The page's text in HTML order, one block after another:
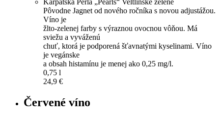
Karpatská Perla „Pearls“ Veltlínske zelené
Pôvodne Jagnet od nového ročníka s novou adjustážou.
Víno je
žlto-zelenej farby s výraznou ovocnou vôňou. Má
sviežu a vyváženú
chuť, ktorá je podporená šťavnatými kyselinami. Víno
je vegánske
a obsah histamínu je menej ako 0,25 mg/l.
0,75 l
24,9 €
Červené víno